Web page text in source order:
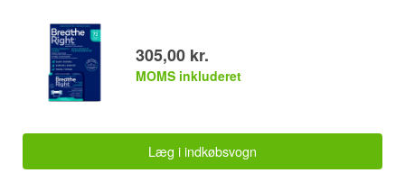
305,00 kr.
MOMS inkluderet
Læg i indkøbsvogn